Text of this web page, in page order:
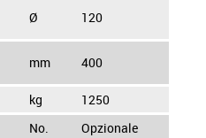
Ø 120
mm 400
kg
1250
No. Opzionale